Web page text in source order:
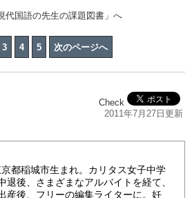
代国語の先生の課題図書」へ
3 4 5 次のページへ
Check
2011年7月27日更新
都稲城市生まれ。カリタス女子中学
退後、さまざまなアルバイトを経て、
産後、フリーの編集ライターに。妊